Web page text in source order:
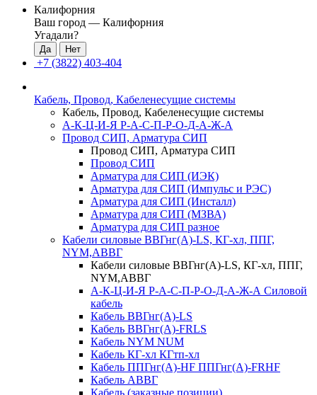
Калифорния
Ваш город — Калифорния
Угадали?
+7 (3822) 403-404
Кабель, Провод, Кабеленесущие системы
Кабель, Провод, Кабеленесущие системы
А-К-Ц-И-Я Р-А-С-П-Р-О-Д-А-Ж-А
Провод СИП, Арматура СИП
Провод СИП, Арматура СИП
Провод СИП
Арматура для СИП (ИЭК)
Арматура для СИП (Импульс и РЭС)
Арматура для СИП (Инсталл)
Арматура для СИП (МЗВА)
Арматура для СИП разное
Кабели силовые ВВГнг(А)-LS, КГ-хл, ППГ,
NYM,АВВГ
Кабели силовые ВВГнг(А)-LS, КГ-хл, ППГ,
NYM,АВВГ
А-К-Ц-И-Я Р-А-С-П-Р-О-Д-А-Ж-А Силовой
кабель
Кабель ВВГнг(А)-LS
Кабель ВВГнг(А)-FRLS
Кабель NYM NUM
Кабель КГ-хл КГтп-хл
Кабель ППГнг(А)-HF ППГнг(А)-FRHF
Кабель АВВГ
Кабель (заказные позиции)